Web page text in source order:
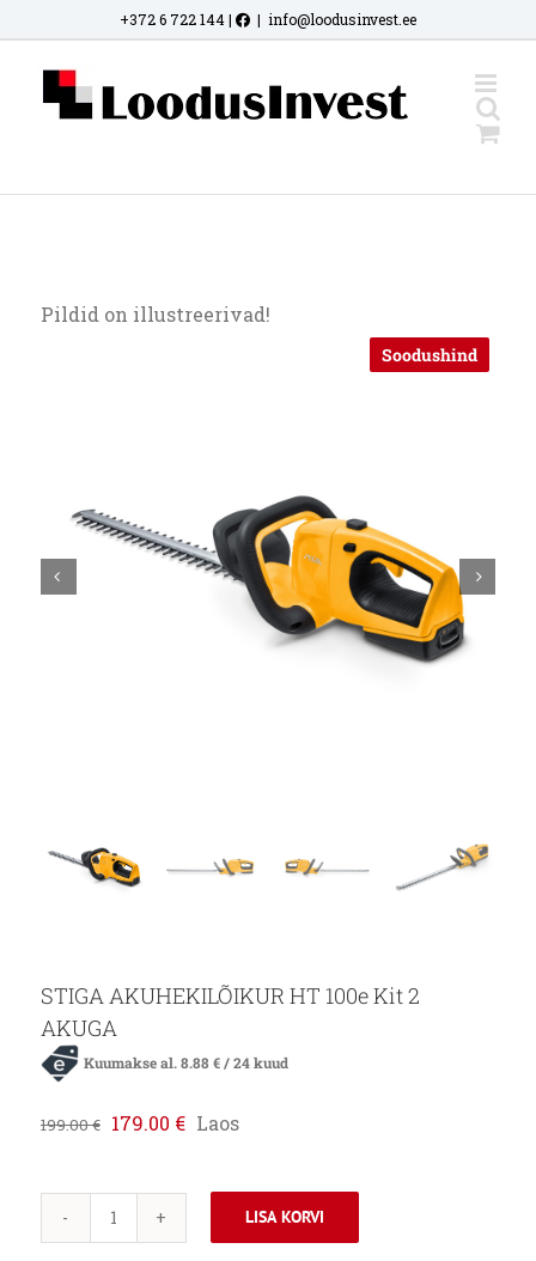
to
content
+372 6 722 144| | info@loodusinvest.ee
Pildid on illustreerivad!
Soodushind
STIGA AKUHEKILÕIKUR HT 100e Kit 2
AKUGA
Kuumakse al.8.88 €/ 24 kuud
199.00€ Algne
199.00 €.
179.00 €Praegune
on:
179.00 €.
Laos
STIGA
LISA KORVI